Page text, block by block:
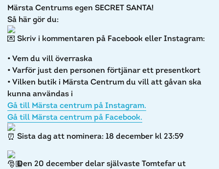
Märsta Centrums egen SECRET SANTA!
Så här gör du:
Skriv i kommentaren på Facebook eller Instagram:
• Vem du vill överraska
• Varför just den personen förtjänar ett presentkort
• Vilken butik i Märsta Centrum du vill att gåvan ska
kunna användas i
Gå till Märsta centrum på Instagram.
Gå till Märsta centrum på Facebook.
Sista dag att nominera: 18 december kl 23:59
Den 20 december delar självaste Tomtefar ut